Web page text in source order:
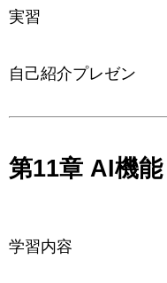
実習
自己紹介プレゼン
第11章 AI機能
学習内容